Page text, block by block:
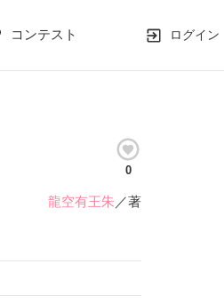
コンテスト ログイン
0
龍空有王朱 ／著